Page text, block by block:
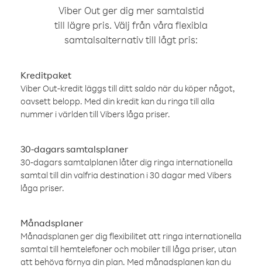
Viber Out ger dig mer samtalstid
till lägre pris. Välj från våra flexibla
samtalsalternativ till lågt pris:
Kreditpaket
Viber Out-kredit läggs till ditt saldo när du köper något,
oavsett belopp. Med din kredit kan du ringa till alla
nummer i världen till Vibers låga priser.
30-dagars samtalsplaner
30-dagars samtalplanen låter dig ringa internationella
samtal till din valfria destination i 30 dagar med Vibers
låga priser.
Månadsplaner
Månadsplanen ger dig flexibilitet att ringa internationella
samtal till hemtelefoner och mobiler till låga priser, utan
att behöva förnya din plan. Med månadsplanen kan du